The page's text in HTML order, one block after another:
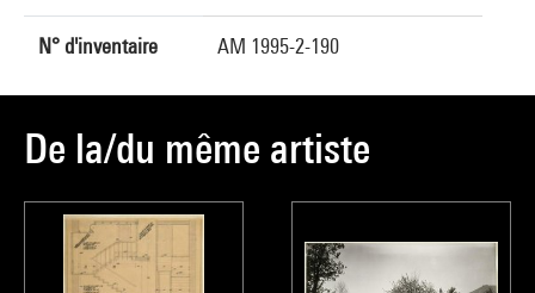
N° d'inventaire AM 1995-2-190
De la/du même artiste